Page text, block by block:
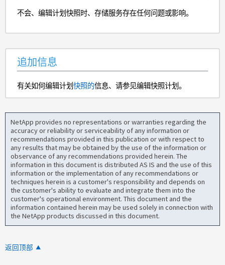
不会、编辑计划快照时、存储服务存在任何问题或影响。
追加信息
有关如何编辑计划快照的信息、请参见编辑快照计划。
NetApp provides no representations or warranties regarding the
accuracy or reliability or serviceability of any information or
recommendations provided in this publication or with respect to
any results that may be obtained by the use of the information or
observance of any recommendations provided herein. The
information in this document is distributed AS IS and the use of this
information or the implementation of any recommendations or
techniques herein is a customer's responsibility and depends on
the customer's ability to evaluate and integrate them into the
customer's operational environment. This document and the
information contained herein may be used solely in connection with
the NetApp products discussed in this document.
返回顶部